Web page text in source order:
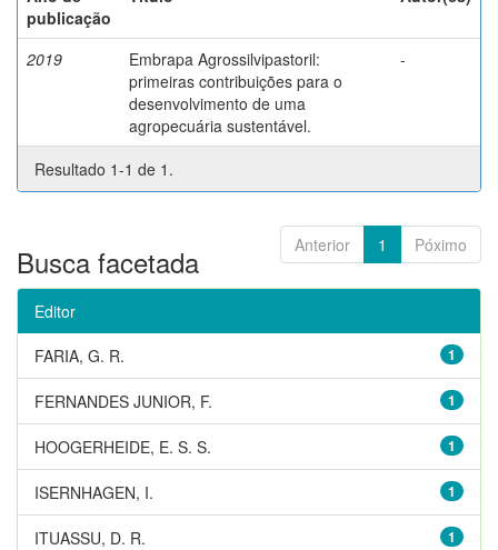
publicação
2019
Embrapa Agrossilvipastoril:
primeiras contribuições para o
desenvolvimento de uma
agropecuária sustentável.
-
Resultado 1-1 de 1.
Anterior 1 Póximo
Busca facetada
Editor
1
FARIA, G. R.
1
FERNANDES JUNIOR, F.
1
HOOGERHEIDE, E. S. S.
1
ISERNHAGEN, I.
1
ITUASSU, D. R.